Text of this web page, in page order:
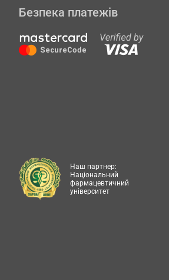
Безпека платежів
Наш партнер:
Національний
фармацевтичний
університет